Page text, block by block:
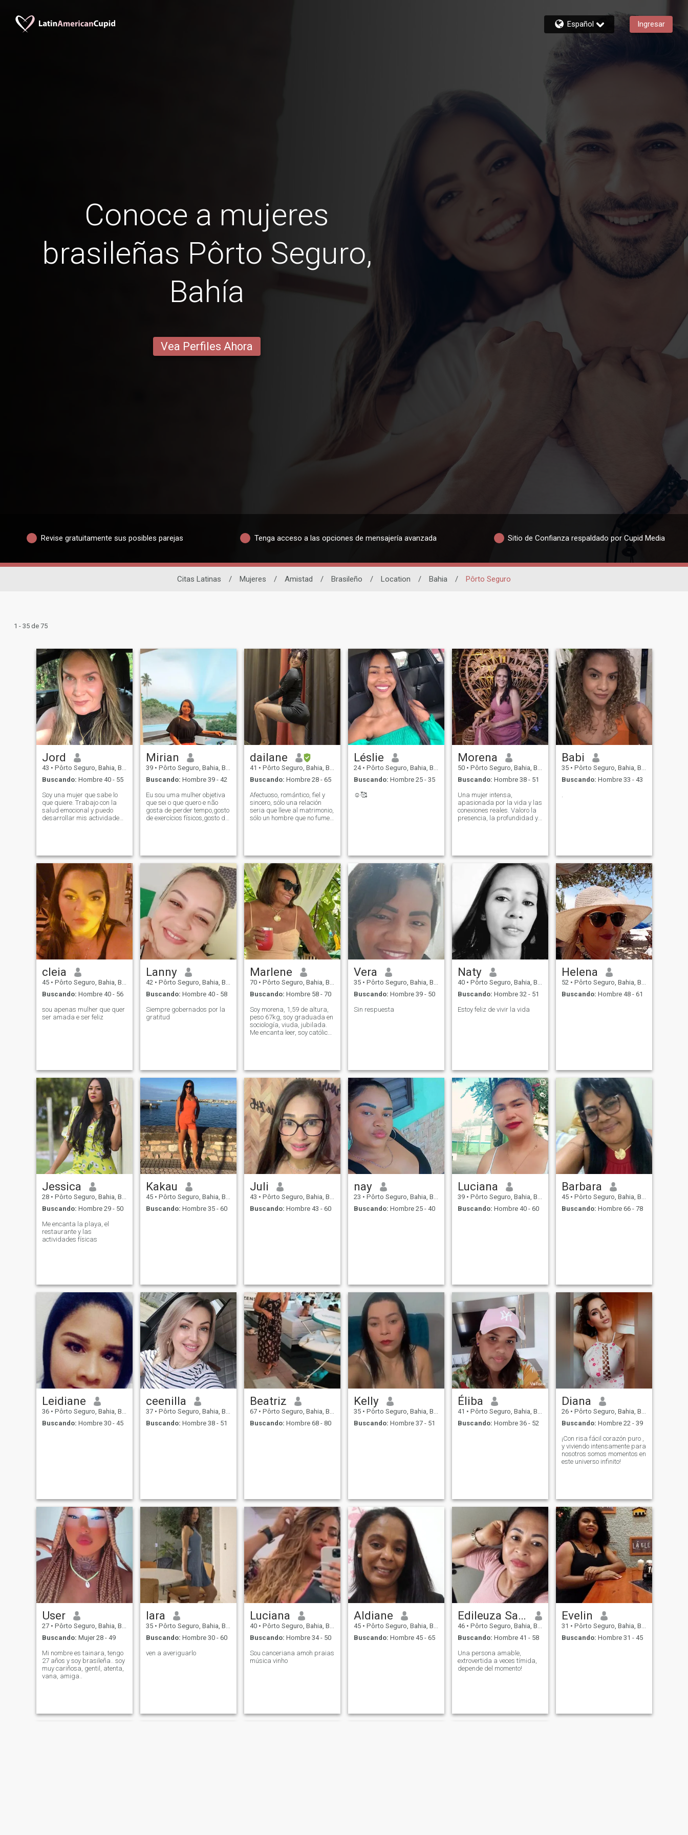
Español Ingresar
Conoce a mujeres
brasileñas Pôrto Seguro,
Bahía
Vea Perfiles Ahora
Revise gratuitamente sus posibles parejas Tenga acceso a las opciones de mensajería avanzada Sitio de Confianza respaldado por Cupid Media
Citas Latinas / Mujeres / Amistad / Brasileño / Location / Bahia / Pôrto Seguro
1 - 35 de 75
Jord
43 • Pôrto Seguro, Bahia, Brasil
Buscando: Hombre 40 - 55
Soy una mujer que sabe lo
que quiere. Trabajo con la
salud emocional y puedo
desarrollar mis actividades
una vida con armonía,
complicidad, afecto y pasión,
para vivir lo mejor de la vida
y, cuando algo no esté bien,
juntos encontraremos la
solución y la superación
mientras haya Diálogo. Me
gustan los lugares
tranquilos, comer
balanceado y practicar
actividades físicas… Es fácil
vivir conmigo, siempre y
cuando toques mi corazón.
Mirian
39 • Pôrto Seguro, Bahia, Brasil
Buscando: Hombre 39 - 42
Eu sou uma mulher objetiva
que sei o que quero e não
gosta de perder tempo,gosto
de exercícios físicos,gosto de
churrasquinho em família,
jantar em um bom
dailane
41 • Pôrto Seguro, Bahia, Brasil
Buscando: Hombre 28 - 65
Afectuoso, romántico, fiel y
sincero, sólo una relación
seria que lleve al matrimonio,
sólo un hombre que no fume,
Léslie
24 • Pôrto Seguro, Bahia, Brasil
Buscando: Hombre 25 - 35
☺️🥰
Morena
50 • Pôrto Seguro, Bahia, Brasil
Buscando: Hombre 38 - 51
Una mujer intensa,
apasionada por la vida y las
conexiones reales. Valoro la
presencia, la profundidad y
para vivir lo que vale.\Ni creo
en la química, la risa
sincera, las miradas que
hablan. No busco la
perfección, sino un hombre
que sea completo, que tenga
energía, sensibilidad y sepa
lo que quiere.\NSi sientes
que puedes acompañarme,
tal vez nos reconocemos.
Babi
35 • Pôrto Seguro, Bahia, Brasil
Buscando: Hombre 33 - 43
cleia
45 • Pôrto Seguro, Bahia, Brasil
Buscando: Hombre 40 - 56
sou apenas mulher que quer
ser amada e ser feliz
Lanny
42 • Pôrto Seguro, Bahia, Brasil
Buscando: Hombre 40 - 58
Siempre gobernados por la
gratitud
Marlene
70 • Pôrto Seguro, Bahia, Brasil
Buscando: Hombre 58 - 70
Soy morena, 1,59 de altura,
peso 67kg, soy graduada en
sociología, viuda, jubilada.
Me encanta leer, soy católica,
Estoy aprendiendo a hablar
francés.
Vera
35 • Pôrto Seguro, Bahia, Brasil
Buscando: Hombre 39 - 50
Sin respuesta
Naty
40 • Pôrto Seguro, Bahia, Brasil
Buscando: Hombre 32 - 51
Estoy feliz de vivir la vida
Helena
52 • Pôrto Seguro, Bahia, Brasil
Buscando: Hombre 48 - 61
Jessica
28 • Pôrto Seguro, Bahia, Brasil
Buscando: Hombre 29 - 50
Me encanta la playa, el
restaurante y las
actividades físicas
Kakau
45 • Pôrto Seguro, Bahia, Brasil
Buscando: Hombre 35 - 60
Juli
43 • Pôrto Seguro, Bahia, Brasil
Buscando: Hombre 43 - 60
nay
23 • Pôrto Seguro, Bahia, Brasil
Buscando: Hombre 25 - 40
Luciana
39 • Pôrto Seguro, Bahia, Brasil
Buscando: Hombre 40 - 60
Barbara
45 • Pôrto Seguro, Bahia, Brasil
Buscando: Hombre 66 - 78
Leidiane
36 • Pôrto Seguro, Bahia, Brasil
Buscando: Hombre 30 - 45
ceenilla
37 • Pôrto Seguro, Bahia, Brasil
Buscando: Hombre 38 - 51
Beatriz
67 • Pôrto Seguro, Bahia, Brasil
Buscando: Hombre 68 - 80
Kelly
35 • Pôrto Seguro, Bahia, Brasil
Buscando: Hombre 37 - 51
Éliba
41 • Pôrto Seguro, Bahia, Brasil
Buscando: Hombre 36 - 52
Diana
26 • Pôrto Seguro, Bahia, Brasil
Buscando: Hombre 22 - 39
¡Con risa fácil corazón puro ,
y viviendo intensamente para
nosotros somos momentos en
este universo infinito!
User
27 • Pôrto Seguro, Bahia, Brasil
Buscando: Mujer 28 - 49
Mi nombre es tainara, tengo
27 años y soy brasileña.. soy
muy cariñosa, gentil, atenta,
vana, amiga..
Iara
35 • Pôrto Seguro, Bahia, Brasil
Buscando: Hombre 30 - 60
ven a averiguarlo
Luciana
40 • Pôrto Seguro, Bahia, Brasil
Buscando: Hombre 34 - 50
Sou canceriana amoh praias
música vinho
Aldiane
45 • Pôrto Seguro, Bahia, Brasil
Buscando: Hombre 45 - 65
Edileuza Santos
46 • Pôrto Seguro, Bahia, Brasil
Buscando: Hombre 41 - 58
Una persona amable,
extrovertida a veces tímida,
depende del momento!
Evelin
31 • Pôrto Seguro, Bahia, Brasil
Buscando: Hombre 31 - 45